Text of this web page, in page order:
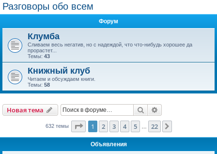
Разговоры обо всем
Форум
Клумба
Сливаем весь негатив, но с надеждой, что что-нибудь хорошее да
прорастет...
Темы: 43
Книжный клуб
Читаем и обсуждаем книги.
Темы: 58
Новая тема Поиск
632 темы Страница из 22
1 2 3 4 5 22
Объявления